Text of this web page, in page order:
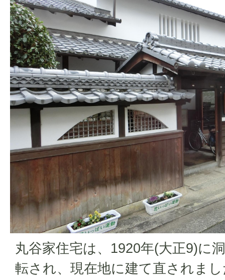
丸谷家住宅は、1920年(大正9)に
転され、現在地に建て直されま